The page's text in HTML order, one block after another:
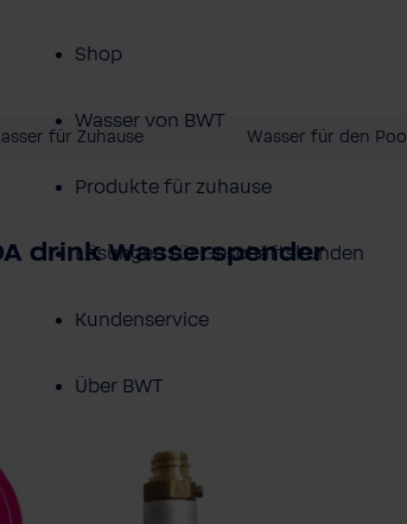
Shop
Wasser von BWT
Produkte für zuhause
Lösungen für Geschäftskunden
Kundenservice
Über BWT
für Zuhause Wasser für den Pool
drink Wasserspender